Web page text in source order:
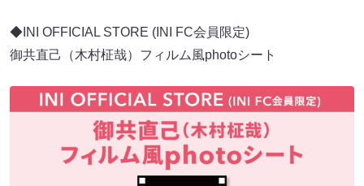
◆INI OFFICIAL STORE (INI FC会員限定)
御共直己（木村柾哉）フィルム風photoシート